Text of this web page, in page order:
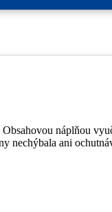
náplňou
nechýbala ani